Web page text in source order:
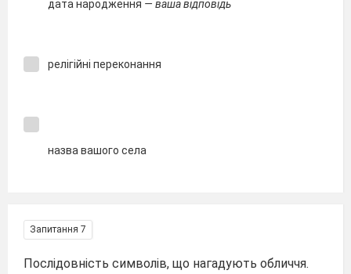
дата народження — ваша відповідь
релігійні переконання
назва вашого села
Запитання 7
Послідовність символів, що нагадують обличчя.